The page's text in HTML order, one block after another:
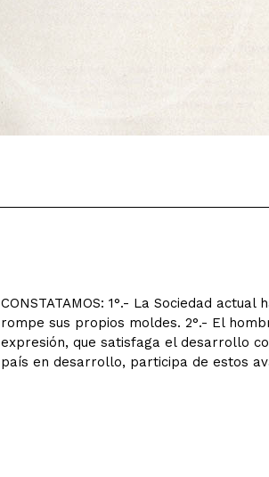
CONSTATAMOS: 1°.- La Sociedad
rompe sus propios moldes. 2°.- El
expresión, que satisfaga el desarrollo
país en desarrollo, participa de estos